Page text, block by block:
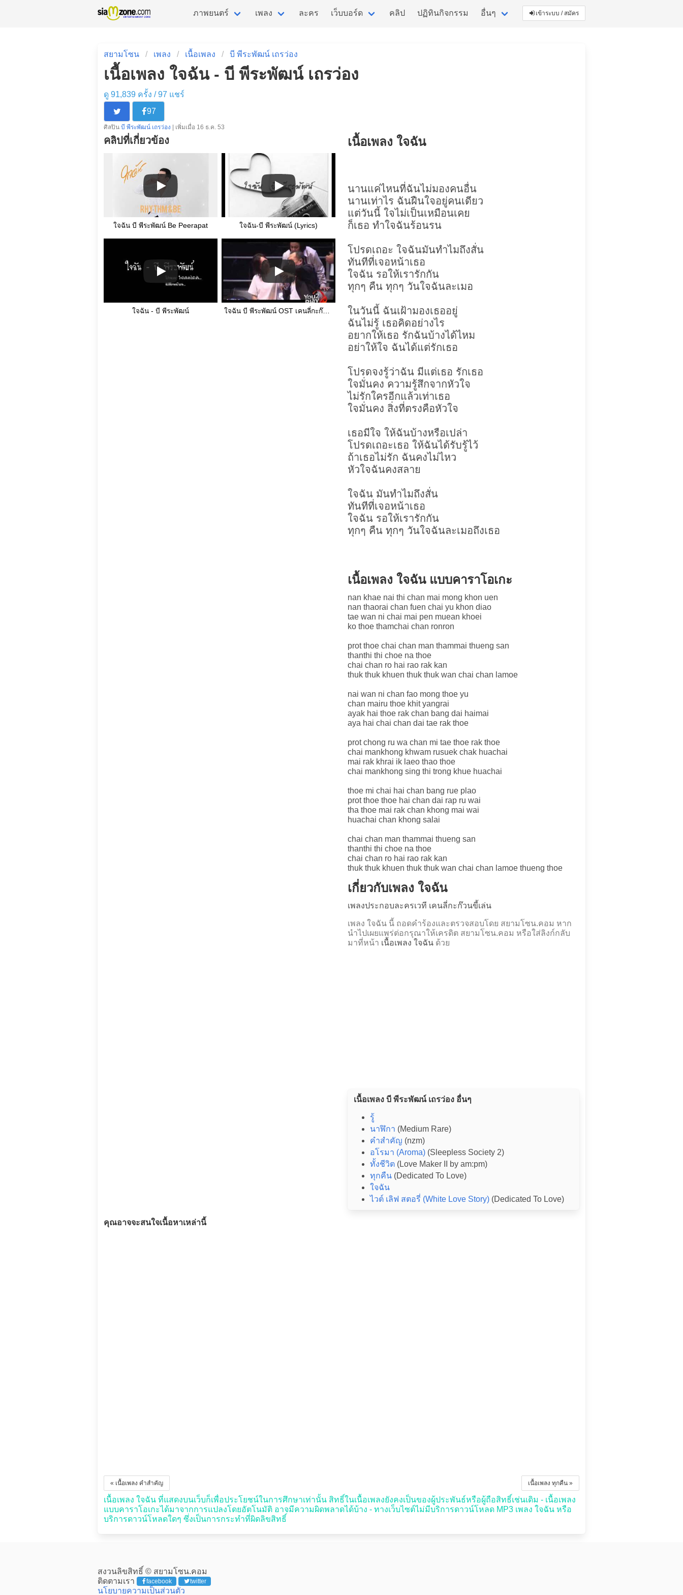
ภาพยนตร์ เพลง ละคร เว็บบอร์ด คลิป ปฏิทินกิจกรรม อื่นๆ เข้าระบบ / สมัคร
สยามโซน เพลง เนื้อเพลง บี พีระพัฒน์ เถรว่อง
เนื้อเพลง ใจฉัน - บี พีระพัฒน์ เถรว่อง
ดู 91,839 ครั้ง /97 แชร์
97
ศิลปิน บี พีระพัฒน์ เถรว่อง | เพิ่มเมื่อ 16 ธ.ค. 53
คลิปที่เกี่ยวข้อง
ใจฉัน บี พีระพัฒน์ Be Peerapat ใจฉัน-บี พีระพัฒน์ (Lyrics)
ใจฉัน - บี พีระพัฒน์ ใจฉัน บี พีระพัฒน์ OST เคนลี่กะก๊วนขี้เล่น
เนื้อเพลง ใจฉัน
นานแค่ไหนที่ฉันไม่มองคนอื่น
นานเท่าไร ฉันฝืนใจอยู่คนเดียว
แต่วันนี้ ใจไม่เป็นเหมือนเคย
ก็เธอ ทำใจฉันร้อนรน
โปรดเถอะ ใจฉันมันทำไมถึงสั่น
ทันทีที่เจอหน้าเธอ
ใจฉัน รอให้เรารักกัน
ทุกๆ คืน ทุกๆ วันใจฉันละเมอ
ในวันนี้ ฉันเฝ้ามองเธออยู่
ฉันไม่รู้ เธอคิดอย่างไร
อยากให้เธอ รักฉันบ้างได้ไหม
อย่าให้ใจ ฉันได้แต่รักเธอ
โปรดจงรู้ว่าฉัน มีแต่เธอ รักเธอ
ใจมั่นคง ความรู้สึกจากหัวใจ
ไม่รักใครอีกแล้วเท่าเธอ
ใจมั่นคง สิ่งที่ตรงคือหัวใจ
เธอมีใจ ให้ฉันบ้างหรือเปล่า
โปรดเถอะเธอ ให้ฉันได้รับรู้ไว้
ถ้าเธอไม่รัก ฉันคงไม่ไหว
หัวใจฉันคงสลาย
ใจฉัน มันทำไมถึงสั่น
ทันทีที่เจอหน้าเธอ
ใจฉัน รอให้เรารักกัน
ทุกๆ คืน ทุกๆ วันใจฉันละเมอถึงเธอ
เนื้อเพลง ใจฉัน แบบคาราโอเกะ
nan khae nai thi chan mai mong khon uen
nan thaorai chan fuen chai yu khon diao
tae wan ni chai mai pen muean khoei
ko thoe thamchai chan ronron
prot thoe chai chan man thammai thueng san
thanthi thi choe na thoe
chai chan ro hai rao rak kan
thuk thuk khuen thuk thuk wan chai chan lamoe
nai wan ni chan fao mong thoe yu
chan mairu thoe khit yangrai
ayak hai thoe rak chan bang dai haimai
aya hai chai chan dai tae rak thoe
prot chong ru wa chan mi tae thoe rak thoe
chai mankhong khwam rusuek chak huachai
mai rak khrai ik laeo thao thoe
chai mankhong sing thi trong khue huachai
thoe mi chai hai chan bang rue plao
prot thoe thoe hai chan dai rap ru wai
tha thoe mai rak chan khong mai wai
huachai chan khong salai
chai chan man thammai thueng san
thanthi thi choe na thoe
chai chan ro hai rao rak kan
thuk thuk khuen thuk thuk wan chai chan lamoe thueng thoe
เกี่ยวกับเพลง ใจฉัน
เพลงประกอบละครเวที เคนลี่กะก๊วนขี้เล่น
เพลง ใจฉัน นี้ ถอดคำร้องและตรวจสอบโดย สยามโซน.คอม หาก
นำไปเผยแพร่ต่อกรุณาให้เครดิต สยามโซน.คอม หรือใส่ลิงก์กลับ
มาที่หน้า เนื้อเพลง ใจฉัน ด้วย
เนื้อเพลง บี พีระพัฒน์ เถรว่อง อื่นๆ
รู้
นาฬิกา (Medium Rare)
คำสำคัญ (nzm)
อโรมา (Aroma) (Sleepless Society 2)
ทั้งชีวิต (Love Maker II by am:pm)
ทุกคืน (Dedicated To Love)
ใจฉัน
ไวต์ เลิฟ สตอรี่ (White Love Story) (Dedicated To Love)
คุณอาจจะสนใจเนื้อหาเหล่านี้
เนื้อเพลง ทุกคืน »
« เนื้อเพลง คำสำคัญ
เนื้อเพลง ใจฉัน ที่แสดงบนเว็บก็เพื่อประโยชน์ในการศึกษาเท่านั้น สิทธิ์ในเนื้อเพลงยังคงเป็นของผู้ประพันธ์หรือผู้ถือสิทธิ์เช่นเดิม - เนื้อเพลง
แบบคาราโอเกะได้มาจากการแปลงโดยอัตโนมัติ อาจมีความผิดพลาดได้บ้าง - ทางเว็บไซต์ไม่มีบริการดาวน์โหลด MP3 เพลง ใจฉัน หรือ
บริการดาวน์โหลดใดๆ ซึ่งเป็นการกระทำที่ผิดลิขสิทธิ์
สงวนลิขสิทธิ์ © สยามโซน.คอม
ติดตามเรา
facebook twitter
นโยบายความเป็นส่วนตัว